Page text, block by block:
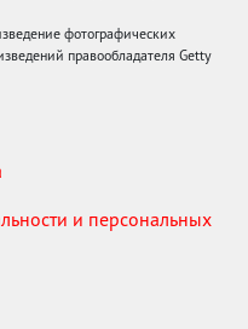
фотографических
правообладателя Getty
и персональных